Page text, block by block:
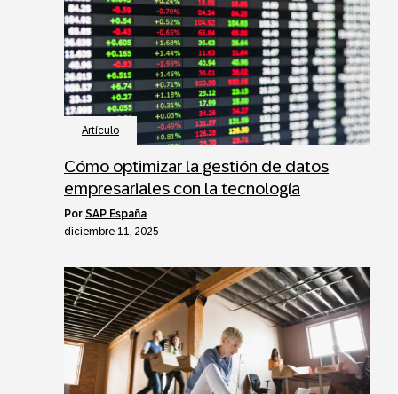
Artículo
Cómo optimizar la gestión de datos
empresariales con la tecnología
por SAP España
diciembre 11, 2025